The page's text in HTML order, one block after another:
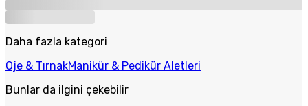
Daha fazla kategori
Oje & TırnakManikür & Pedikür Aletleri
Bunlar da ilgini çekebilir